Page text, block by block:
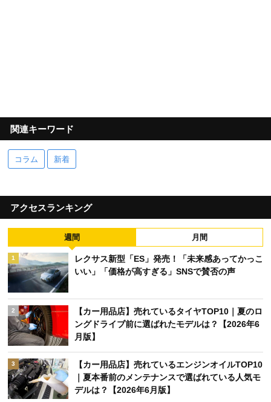
関連キーワード
コラム 新着
アクセスランキング
週間 月間
1
レクサス新型「ES」発売！「未来感あってかっこ
いい」「価格が高すぎる」SNSで賛否の声
2
【カー用品店】売れているタイヤTOP10｜夏のロ
ングドライブ前に選ばれたモデルは？【2026年6
月版】
3
【カー用品店】売れているエンジンオイルTOP10
｜夏本番前のメンテナンスで選ばれている人気モ
デルは？【2026年6月版】